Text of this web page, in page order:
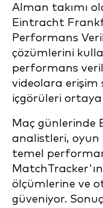
Alman takımı
Eintracht
Performans
çözümlerini
performans
videolara erişim
içgörüleri ortaya
Maç
analistleri, oyun
temel
ölçümlerine ve
güveniyor.